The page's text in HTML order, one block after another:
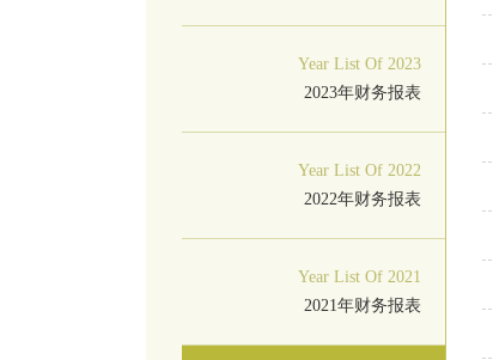
Year List Of 2023
2023年财务报表
Year List Of 2022
2022年财务报表
Year List Of 2021
2021年财务报表